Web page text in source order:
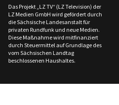
Das Projekt „LZ TV“ (LZ Television) der
LZ Medien GmbH wird gefördert durch
die Sächsische Landesanstalt für
privaten Rundfunk und neue Medien.
Diese Maßnahme wird mitfinanziert
durch Steuermittel auf Grundlage des
vom Sächsischen Landtag
beschlossenen Haushaltes.